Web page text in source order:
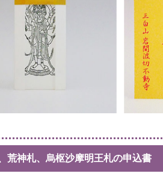
荒神札、烏枢沙摩明王札の申込書